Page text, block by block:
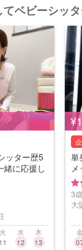
ベビーシッ
ッター歴5
緒に応援し
火
11
水
12
木
13
単
3
大
金